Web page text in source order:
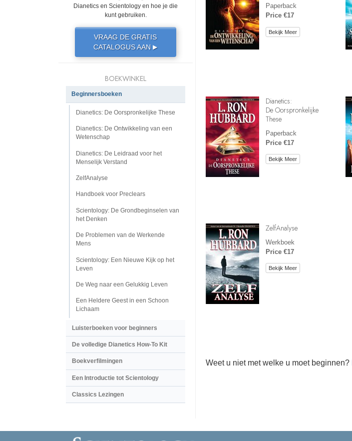
Paperback
Price €17
Bekijk Meer
Dianetics:
De Oorspronkelijke
These
Paperback
Price €17
Bekijk Meer
ZelfAnalyse
Werkboek
Price €17
Bekijk Meer
Weet u niet met welke u moet beginnen?
Dianetics en Scientology en hoe je die
kunt gebruiken.
VRAAG DE GRATIS
CATALOGUS AAN▶
BOEKWINKEL
Beginnersboeken
Dianetics: De Oorspronkelijke These
Dianetics: De Ontwikkeling van een
Wetenschap
Dianetics: De Leidraad voor het
Menselijk Verstand
ZelfAnalyse
Handboek voor Preclears
Scientology: De Grondbeginselen van
het Denken
De Problemen van de Werkende
Mens
Scientology: Een Nieuwe Kijk op het
Leven
De Weg naar een Gelukkig Leven
Een Heldere Geest in een Schoon
Lichaam
Luisterboeken voor beginners
De volledige Dianetics How-To Kit
Boekverfilmingen
Een Introductie tot Scientology
Classics Lezingen